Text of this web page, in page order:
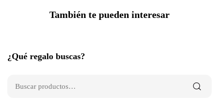
También te pueden interesar
¿Qué regalo buscas?